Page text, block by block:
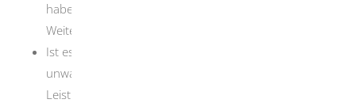
haben. Eine befristete Rente kann im Rahmen eines
Weitergewährungsverfahrens verlängert werden.
Ist es ausschließlich aus medizinischen Gründen
unwahrscheinlich, dass sich Ihre geminderte
Leistungsfähigkeit bessern wird, erhalten Sie die